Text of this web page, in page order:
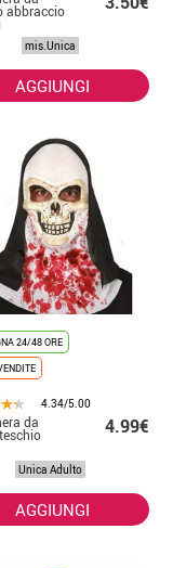
abbraccio
mis.Unica
AGGIUNGI
24/48 ORE
4.34/5.00
da 4.99€
Unica Adulto
AGGIUNGI